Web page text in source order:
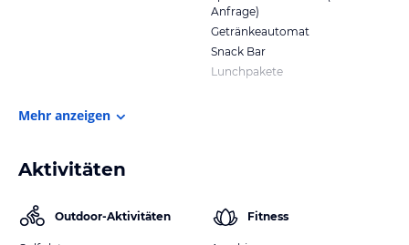
Anfrage)
Getränkeautomat
Snack Bar
Lunchpakete
Mehr anzeigen
Aktivitäten
Outdoor-Aktivitäten Fitness